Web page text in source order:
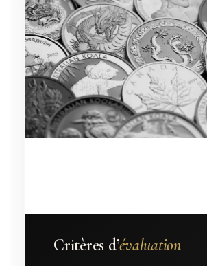
Critères d’évaluation